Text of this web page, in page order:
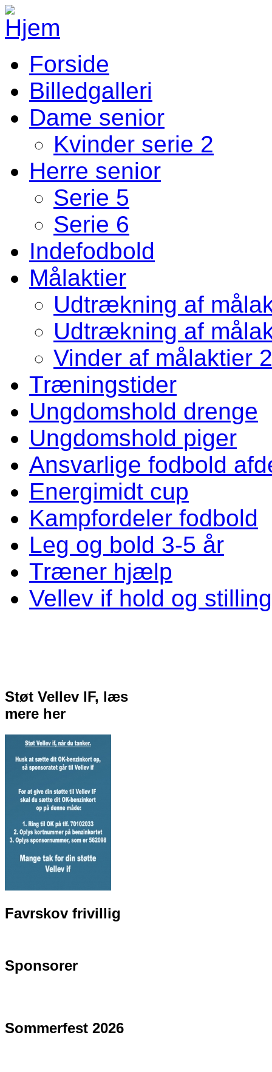
Gå til hovedindhold
Fodbold Menu
Forside
Billedgalleri
Dame senior
Kvinder serie 2
Herre senior
Serie 5
Serie 6
Indefodbold
Målaktier
Udtrækning af
Udtrækning af
Vinder af målaktier
Træningstider
Ungdomshold drenge
Ungdomshold piger
Ansvarlige fodbold
Energimidt cup
Kampfordeler fodbold
Leg og bold 3-5 år
Træner hjælp
Vellev if hold og
Støt Vellev IF, læs
mere her
Favrskov frivillig
Sponsorer
Sommerfest 2026